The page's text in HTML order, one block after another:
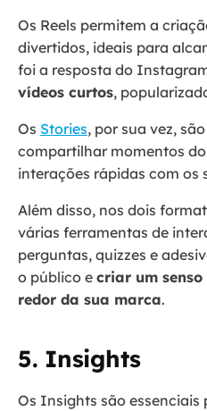
Os Reels permitem a
divertidos, ideais para
foi a resposta do
vídeos curtos,
Os Stories, por sua vez,
compartilhar momentos
interações rápidas com os
Além disso, nos dois
várias ferramentas de
perguntas, quizzes e
o público e criar um
redor da sua marca.
5. Insights
Os Insights são essenciais